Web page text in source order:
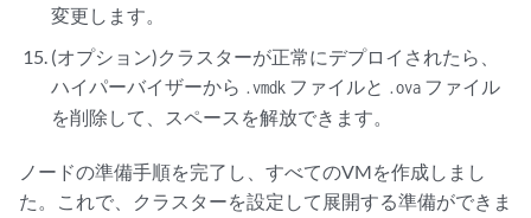
    <rng model='virtio'>
<address type='pci' domain='0x0000' bus='0x08'
    </rng>
  </devices>
変更します。
(オプション)クラスターが正常にデプロイされたら、
ハイパーバイザーから .vmdk ファイルと .ova ファイル
を削除して、スペースを解放できます。
ノードの準備手順を完了し、すべてのVMを作成しまし
た。これで、クラスターを設定して展開する準備ができま